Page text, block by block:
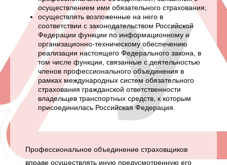
осуществлением ими обязательного страхования;
осуществлять возложенные на него в
соответствии с законодательством Российской
Федерации функции по информационному и
организационно-техническому обеспечению
реализации настоящего Федерального закона, в
том числе функции, связанные с деятельностью
членов профессионального объединения в
рамках международных систем обязательного
страхования гражданской ответственности
владельцев транспортных средств, к которым
присоединилась Российская Федерация.
Профессиональное объединение страховщиков
вправе осуществлять иную предусмотренную его